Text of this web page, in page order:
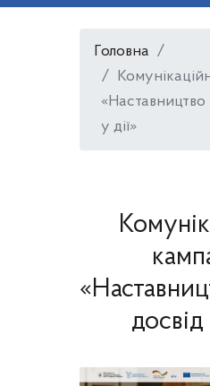
Головна
«Наставництво
у дії»
досвід